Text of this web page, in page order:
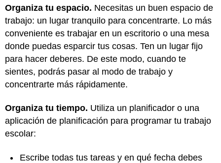
Organiza tu espacio. Necesitas un buen espacio de
trabajo: un lugar tranquilo para concentrarte. Lo más
conveniente es trabajar en un escritorio o una mesa
donde puedas esparcir tus cosas. Ten un lugar fijo
para hacer deberes. De este modo, cuando te
sientes, podrás pasar al modo de trabajo y
concentrarte más rápidamente.
Organiza tu tiempo. Utiliza un planificador o una
aplicación de planificación para programar tu trabajo
escolar:
Escribe todas tus tareas y en qué fecha debes